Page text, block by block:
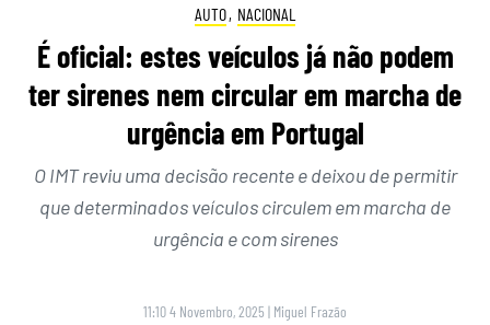
AUTO, NACIONAL
É oficial: estes veículos já não podem
ter sirenes nem circular em marcha de
urgência em Portugal
O IMT reviu uma decisão recente e deixou de permitir
que determinados veículos circulem em marcha de
urgência e com sirenes
11:10 4 Novembro, 2025 | Miguel Frazão